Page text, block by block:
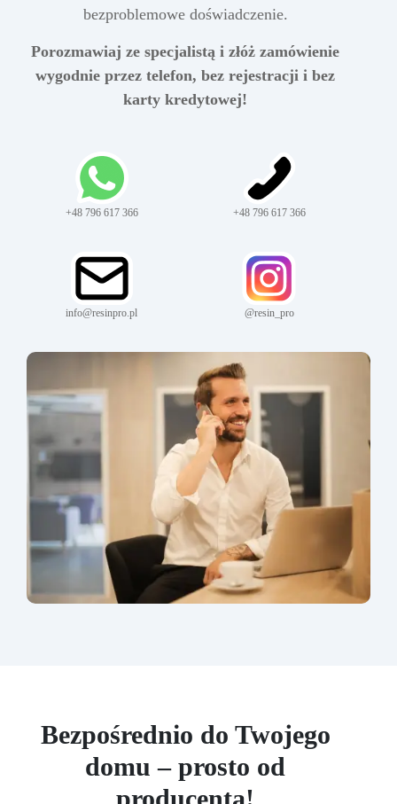
bezproblemowe doświadczenie.
Porozmawiaj ze specjalistą i złóż zamówienie
wygodnie przez telefon, bez rejestracji i bez
karty kredytowej!
+48 796 617 366 +48 796 617 366
info@resinpro.pl @resin_pro
Bezpośrednio do Twojego
domu – prosto od